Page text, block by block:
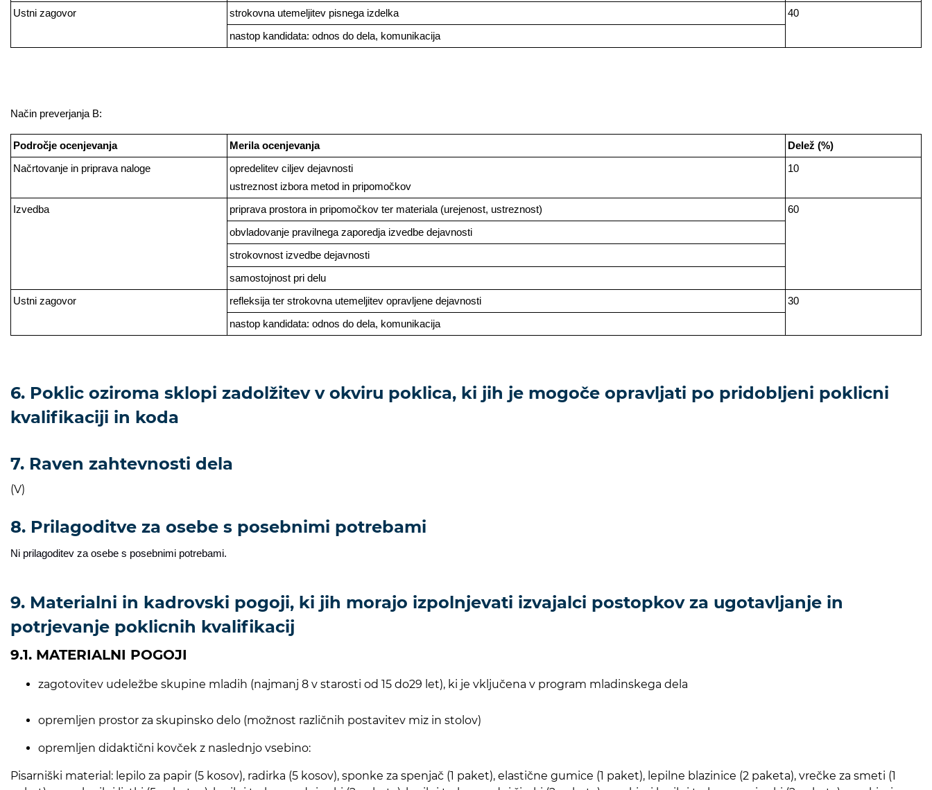
Ustni zagovor strokovna utemeljitev pisnega izdelka 40
nastop kandidata: odnos do dela, komunikacija
Način preverjanja B:
Področje ocenjevanja Merila ocenjevanja Delež (%)
Načrtovanje in priprava naloge
opredelitev ciljev dejavnosti
ustreznost izbora metod in pripomočkov
10
Izvedba priprava prostora in pripomočkov ter materiala (urejenost, ustreznost) 60
obvladovanje pravilnega zaporedja izvedbe dejavnosti
strokovnost izvedbe dejavnosti
samostojnost pri delu
Ustni zagovor refleksija ter strokovna utemeljitev opravljene dejavnosti 30
nastop kandidata: odnos do dela, komunikacija
6. Poklic oziroma sklopi zadolžitev v okviru poklica, ki jih je mogoče opravljati po pridobljeni poklicni
kvalifikaciji in koda
7. Raven zahtevnosti dela
(V)
8. Prilagoditve za osebe s posebnimi potrebami
Ni prilagoditev za osebe s posebnimi potrebami.
9. Materialni in kadrovski pogoji, ki jih morajo izpolnjevati izvajalci postopkov za ugotavljanje in
potrjevanje poklicnih kvalifikacij
9.1. MATERIALNI POGOJI
zagotovitev udeležbe skupine mladih (najmanj 8 v starosti od 15 do29 let), ki je vključena v program mladinskega dela
opremljen prostor za skupinsko delo (možnost različnih postavitev miz in stolov)
opremljen didaktični kovček z naslednjo vsebino:
Pisarniški material: lepilo za papir (5 kosov), radirka (5 kosov), sponke za spenjač (1 paket), elastične gumice (1 paket), lepilne blazinice (2 paketa), vrečke za smeti (1